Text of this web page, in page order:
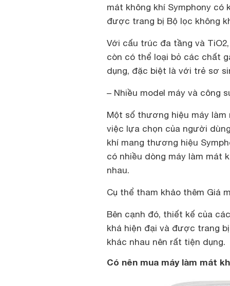
mát không khí Symphony có
được trang bị Bộ lọc không
Với cấu trúc đa tầng và
còn có thể loại bỏ các chất
dụng, đặc biệt là với trẻ sơ
– Nhiều model máy và công
Một số thương hiệu máy
việc lựa chọn của người
khí mang thương hiệu
có nhiều dòng máy làm mát
nhau.
Cụ thể tham khảo thêm Giá
Bên cạnh đó, thiết kế của
khá hiện đại và được trang
khác nhau nên rất tiện dụng.
Có nên mua máy làm mát